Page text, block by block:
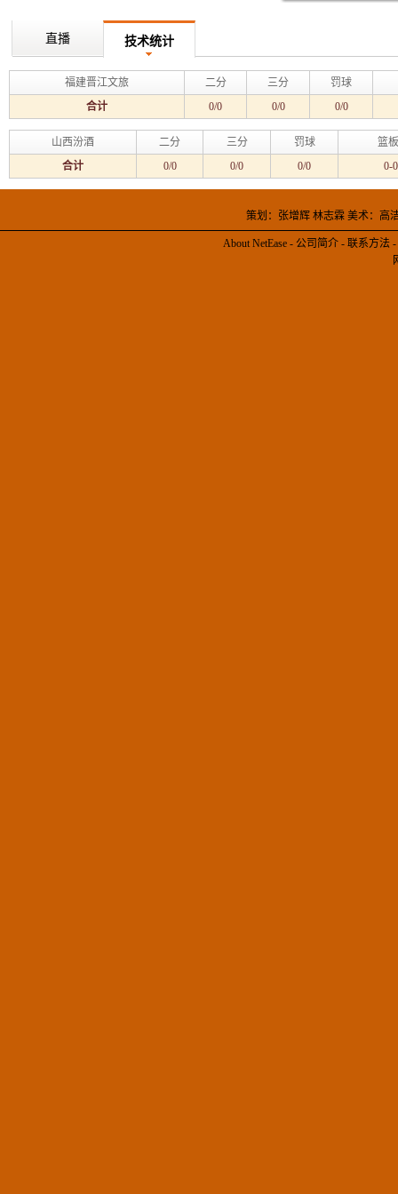
直播 技术统计
福建晋江文旅 二分 三分
罚球
合计
0/0 0/0 0/0
山西汾酒 二分 三分 罚球
篮
合计
0/0 0/0 0/0 0-
策划：张增辉 林志霖 美术：
About NetEase - 公司简介 - 联系方法 -